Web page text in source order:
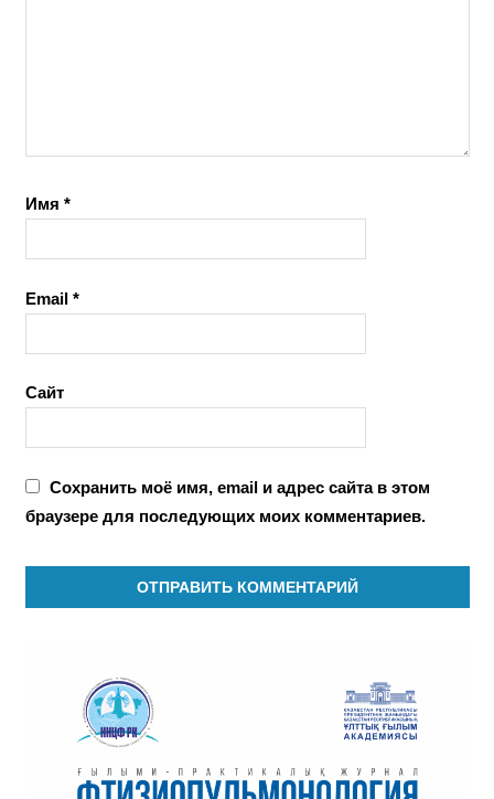
Имя *
Email *
Сайт
Сохранить моё имя, email и адрес сайта в этом
браузере для последующих моих комментариев.